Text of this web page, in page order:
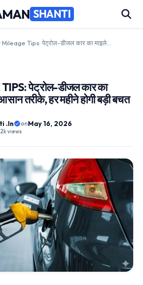
SHANTI
पेट्रोल-डीजल कार का
तरीके, हर महीने होगी बड़ी बचत
.In onMay 16, 2026
views